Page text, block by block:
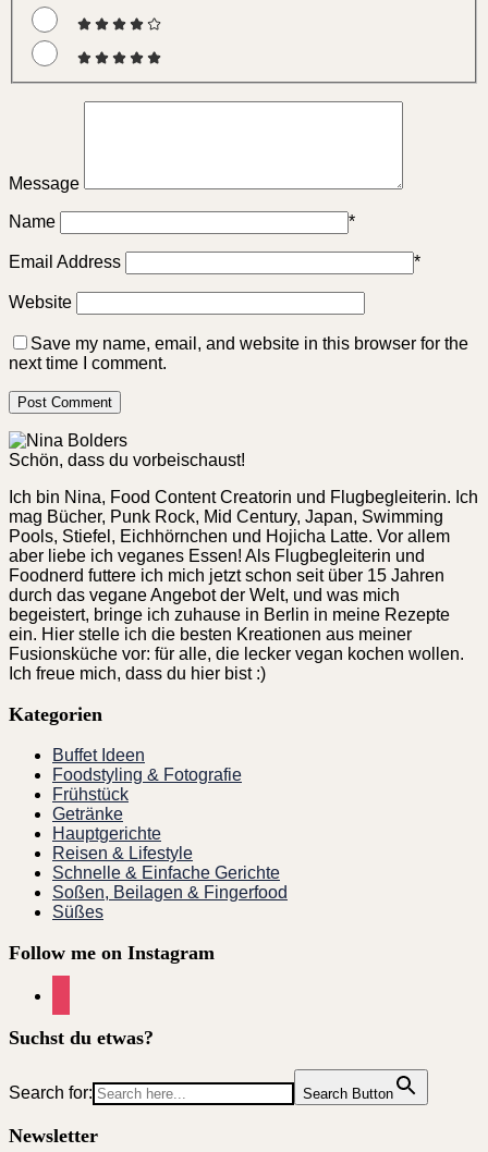
Message
Name *
Email Address *
Website
Save my name, email, and website in this browser for the
next time I comment.
Schön, dass du vorbeischaust!
Ich bin Nina, Food Content Creatorin und Flugbegleiterin. Ich
mag Bücher, Punk Rock, Mid Century, Japan, Swimming
Pools, Stiefel, Eichhörnchen und Hojicha Latte. Vor allem
aber liebe ich veganes Essen! Als Flugbegleiterin und
Foodnerd futtere ich mich jetzt schon seit über 15 Jahren
durch das vegane Angebot der Welt, und was mich
begeistert, bringe ich zuhause in Berlin in meine Rezepte
ein. Hier stelle ich die besten Kreationen aus meiner
Fusionsküche vor: für alle, die lecker vegan kochen wollen.
Ich freue mich, dass du hier bist :)
Kategorien
Buffet Ideen
Foodstyling & Fotografie
Frühstück
Getränke
Hauptgerichte
Reisen & Lifestyle
Schnelle & Einfache Gerichte
Soßen, Beilagen & Fingerfood
Süßes
Follow me on Instagram
Suchst du etwas?
Search for: Search Button
Newsletter